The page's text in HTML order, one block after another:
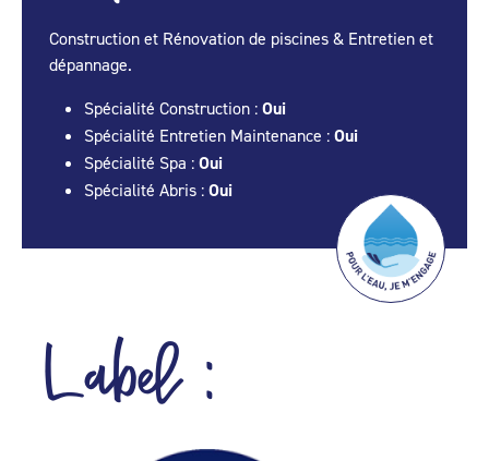
Construction et Rénovation de piscines & Entretien et
dépannage.
Spécialité Construction : Oui
Spécialité Entretien Maintenance : Oui
Spécialité Spa : Oui
Spécialité Abris : Oui
Label :